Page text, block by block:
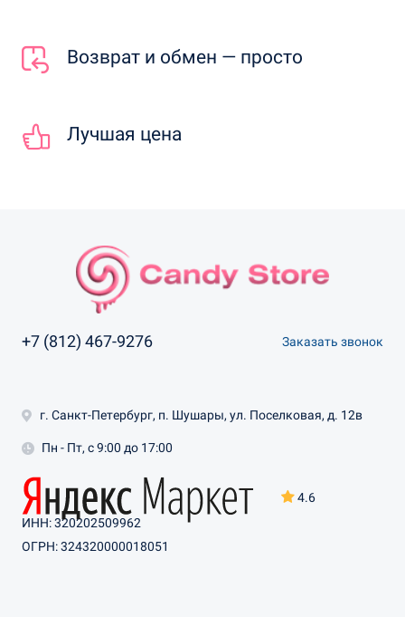
Возврат и обмен — просто
Лучшая цена
+7 (812) 467-9276 Заказать звонок
4.6
г. Санкт-Петербург, п. Шушары, ул. Поселковая, д. 12в
Пн - Пт, с 9:00 до 17:00
ИНН: 320202509962
ОГРН: 324320000018051